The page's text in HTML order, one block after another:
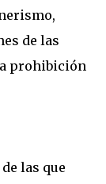
de las
prohibición
las que